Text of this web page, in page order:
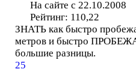
На сайте с 22.10.2008
Рейтинг: 110,22
ЗНАТЬ как быстро
метров и быстро
большие разницы.
25